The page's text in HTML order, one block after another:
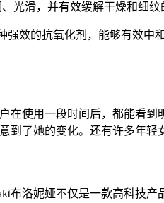
光滑，并有效缓解干燥和细纹
强效的抗氧化剂，能够有效
在使用一段时间后，都能看
到了她的变化。还有许多年
布洛妮娅不仅是一款高科技